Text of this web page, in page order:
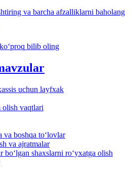
va barcha afzalliklarni baholang
bilib oling
uchun layfхak
olish vaqtlari
va boshqa toʻlovlar
va ajratmalar
shaхslarni roʻyхatga olish